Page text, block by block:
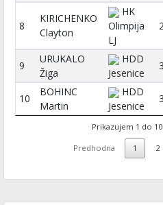
8
KIRICHENKO
Clayton
HK
Olimpija
LJ
9
URUKALO
Žiga
HDD
Jesenice
3
10
BOHINC
Martin
HDD
Jesenice
3
Prikazujem 1 do
Predhodna 1 2